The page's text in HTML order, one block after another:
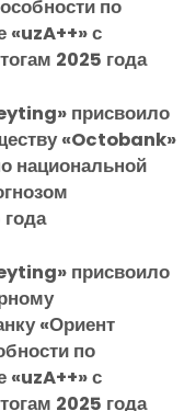
по
«uzA++» с
2025 года
присвоило
«Octobank»
национальной
присвоило
«Ориент
по
«uzA++» с
2025 года